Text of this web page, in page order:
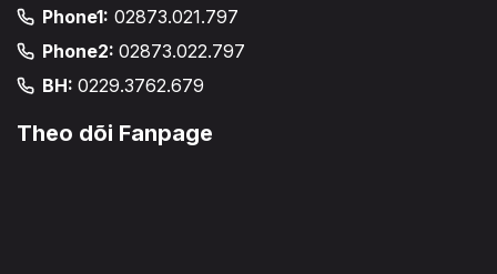
Phone1: 02873.021.797
Phone2: 02873.022.797
BH: 0229.3762.679
Theo dõi Fanpage